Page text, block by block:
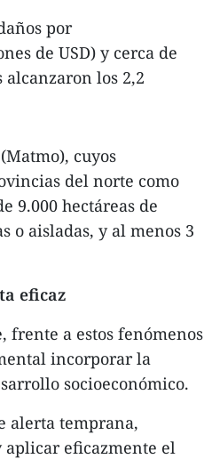
por
de USD) y cerca de
alcanzaron los 2,2
cuyos
del norte como
9.000 hectáreas de
o aisladas, y al menos 3
eficaz
a estos fenómenos
incorporar la
socioeconómico.
alerta temprana,
aplicar eficazmente el